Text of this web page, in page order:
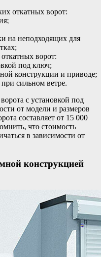
откатных ворот:
на неподходящих для
ворот:
под ключ;
конструкции и приводе;
сильном ветре.
с установкой под
от модели и размеров
составляет от 15 000
что стоимость
в зависимости от
конструкцией